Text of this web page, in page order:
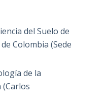
del Suelo de
Colombia (Sede
de la
(Carlos